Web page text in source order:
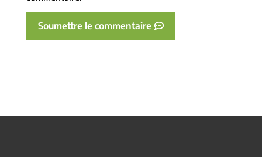
Soumettre le commentaire